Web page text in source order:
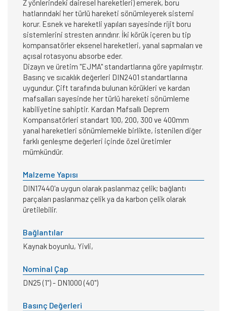
Z yönlerindeki dairesel hareketleri) emerek, boru
hatlarındaki her türlü hareketi sönümleyerek sistemi
korur. Esnek ve hareketli yapıları sayesinde rijit boru
sistemlerini stresten arındırır. İki körük içeren bu tip
kompansatörler eksenel hareketleri, yanal sapmaları ve
açısal rotasyonu absorbe eder.
Dizayn ve üretim "EJMA" standartlarına göre yapılmıştır.
Basınç ve sıcaklık değerleri DIN2401 standartlarına
uygundur. Çift tarafında bulunan körükleri ve kardan
mafsalları sayesinde her türlü hareketi sönümleme
kabiliyetine sahiptir. Kardan Mafsallı Deprem
Kompansatörleri standart 100, 200, 300 ve 400mm
yanal hareketleri sönümlemekle birlikte, istenilen diğer
farklı genleşme değerleri içinde özel üretimler
mümkündür.
Malzeme Yapısı
DIN17440'a uygun olarak paslanmaz çelik; bağlantı
parçaları paslanmaz çelik ya da karbon çelik olarak
üretilebilir.
Bağlantılar
Kaynak boyunlu, Yivli,
Nominal Çap
DN25 (1") - DN1000 (40")
Basınç Değerleri